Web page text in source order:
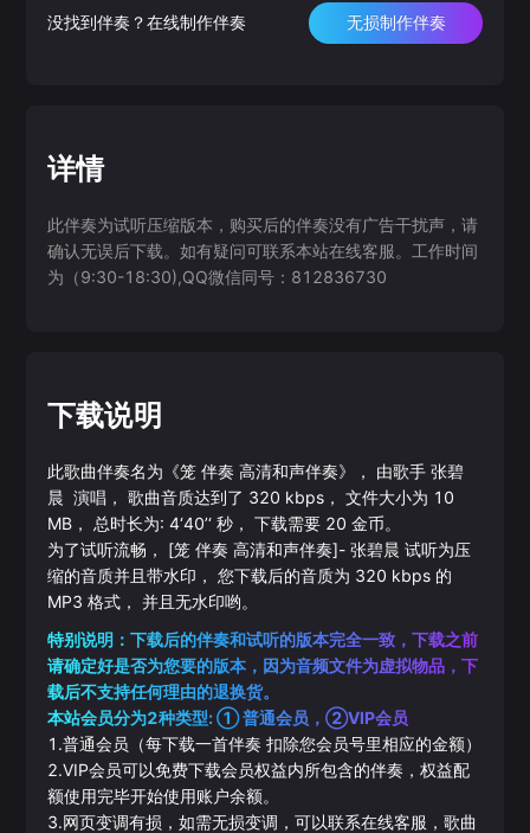
没找到伴奏？在线制作伴奏 无损制作伴奏
详情
此伴奏为试听压缩版本，购买后的伴奏没有广告干扰声，请
确认无误后下载。如有疑问可联系本站在线客服。工作时间
为（9:30-18:30),QQ微信同号：812836730
下载说明
此歌曲伴奏名为《笼 伴奏 高清和声伴奏》， 由歌手 张碧
晨 演唱， 歌曲音质达到了 320 kbps， 文件大小为 10
MB， 总时长为: 4‘40’‘秒， 下载需要 20 金币。
为了试听流畅， [笼 伴奏 高清和声伴奏]- 张碧晨 试听为压
缩的音质并且带水印， 您下载后的音质为 320 kbps 的
MP3 格式， 并且无水印哟。
特别说明：下载后的伴奏和试听的版本完全一致，下载之前
请确定好是否为您要的版本，因为音频文件为虚拟物品，下
载后不支持任何理由的退换货。
本站会员分为2种类型: ① 普通会员，②VIP会员
1.普通会员（每下载一首伴奏 扣除您会员号里相应的金额）
2.VIP会员可以免费下载会员权益内所包含的伴奏，权益配
额使用完毕开始使用账户余额。
3.网页变调有损，如需无损变调，可以联系在线客服，歌曲